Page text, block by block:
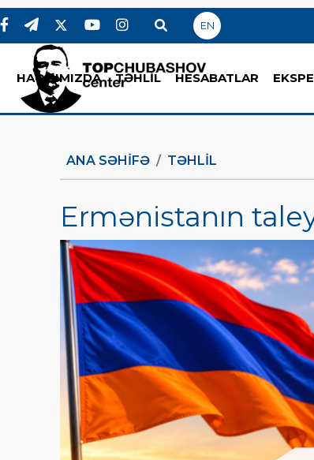
EN
HAQQIMIZDA TƏHLİL HESABATLAR
ANA SƏHIFƏ TƏHLİL
Ermənistanın